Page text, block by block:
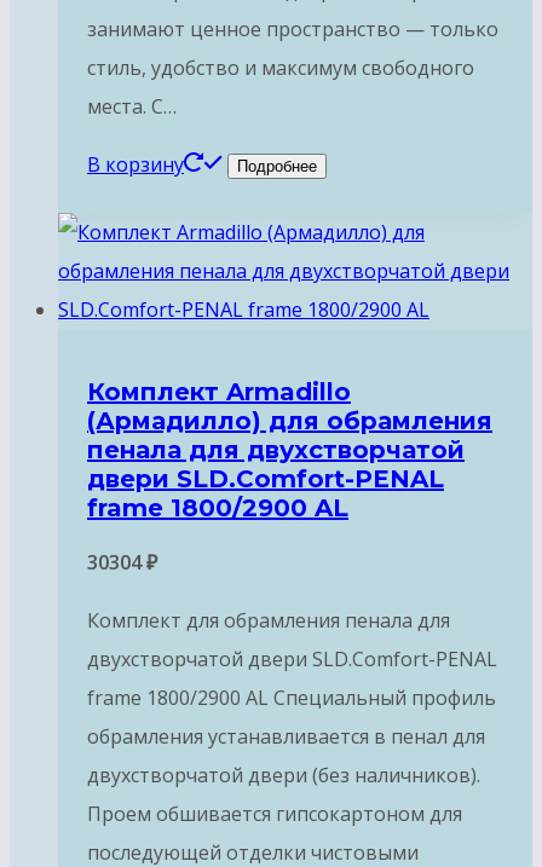
занимают ценное пространство — только
стиль, удобство и максимум свободного
места. С…
В корзину Подробнее
Комплект Armadillo
(Армадилло) для обрамления
пенала для двухстворчатой
двери SLD.Comfort-PENAL
frame 1800/2900 AL
30304₽
Комплект для обрамления пенала для
двухстворчатой двери SLD.Comfort-PENAL
frame 1800/2900 AL Специальный профиль
обрамления устанавливается в пенал для
двухстворчатой двери (без наличников).
Проем обшивается гипсокартоном для
последующей отделки чистовыми